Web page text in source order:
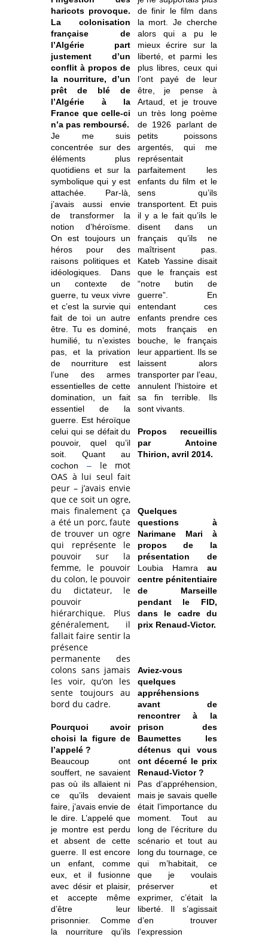
haricots provoque.
La colonisation
française de
l’Algérie part
justement d’un
conflit à propos de
la nourriture, d’un
prêt de blé de
l’Algérie à la
France que celle-ci
n’a pas remboursé.
Je me suis
concentrée sur des
éléments plus
quotidiens et sur la
symbolique qui y est
attachée. Par-là,
j’avais aussi envie
de transformer la
notion d’héroïsme.
On est toujours un
héros pour des
raisons politiques et
idéologiques. Dans
un contexte de
guerre, tu veux vivre
et c’est la survie qui
fait de toi un autre
être. Tu es dominé,
humilié, tu n’existes
pas, et la privation
de nourriture est
l’une des armes
essentielles de cette
domination, un fait
essentiel de la
guerre. Est héroïque
celui qui se défait du
pouvoir, quel qu’il
soit. Quant au
cochon – le mot
OAS à lui seul fait
peur – j’avais envie
que ce soit un ogre,
mais finalement ça
a été un porc, faute
de trouver un ogre
qui représente le
pouvoir sur la
femme, le pouvoir
du colon, le pouvoir
du dictateur, le
pouvoir
hiérarchique. Plus
généralement, il
fallait faire sentir la
présence
permanente des
colons sans jamais
les voir, qu’on les
sente toujours au
bord du cadre.
Pourquoi avoir
choisi la figure de
l’appelé ?
Beaucoup ont
souffert, ne savaient
pas où ils allaient ni
ce qu’ils devaient
faire, j’avais envie de
le dire. L’appelé que
je montre est perdu
et absent de cette
guerre. Il est encore
un enfant, comme
eux, et il fusionne
avec désir et plaisir,
et accepte même
d’être leur
prisonnier. Comme
la nourriture qu’ils
de finir le film dans
la mort. Je cherche
alors qui a pu le
mieux écrire sur la
liberté, et parmi les
plus libres, ceux qui
l’ont payé de leur
être, je pense à
Artaud, et je trouve
un très long poème
de 1926 parlant de
petits poissons
argentés, qui me
représentait
parfaitement les
enfants du film et le
sens qu’ils
transportent. Et puis
il y a le fait qu’ils le
disent dans un
français qu’ils ne
maîtrisent pas.
Kateb Yassine disait
que le français est
“notre butin de
guerre”. En
entendant ces
enfants prendre ces
mots français en
bouche, le français
leur appartient. Ils se
laissent alors
transporter par l’eau,
annulent l’histoire et
sa fin terrible. Ils
sont vivants.
Propos recueillis
par Antoine
Thirion, avril 2014.
Quelques
questions à
Narimane Mari à
propos de la
présentation de
Loubia Hamra au
centre pénitentiaire
de Marseille
pendant le FID,
dans le cadre du
prix Renaud-Victor.
Aviez-vous
quelques
appréhensions
avant de
rencontrer à la
prison des
Baumettes les
détenus qui vous
ont décerné le prix
Renaud-Victor ?
Pas d’appréhension,
mais je savais quelle
était l’importance du
moment. Tout au
long de l’écriture du
scénario et tout au
long du tournage, ce
qui m’habitait, ce
que je voulais
préserver et
exprimer, c’était la
liberté. Il s’agissait
d’en trouver
l’expression